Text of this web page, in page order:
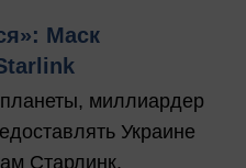
Маск
миллиардер
Украине
Старлинк.